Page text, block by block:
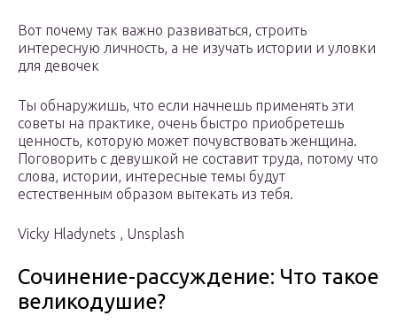
Вот почему так важно развиваться, строить
интересную личность, а не изучать истории и уловки
для девочек
Ты обнаружишь, что если начнешь применять эти
советы на практике, очень быстро приобретешь
ценность, которую может почувствовать женщина.
Поговорить с девушкой не составит труда, потому что
слова, истории, интересные темы будут
естественным образом вытекать из тебя.
Vicky Hladynets , Unsplash
Сочинение-рассуждение: Что такое
великодушие?